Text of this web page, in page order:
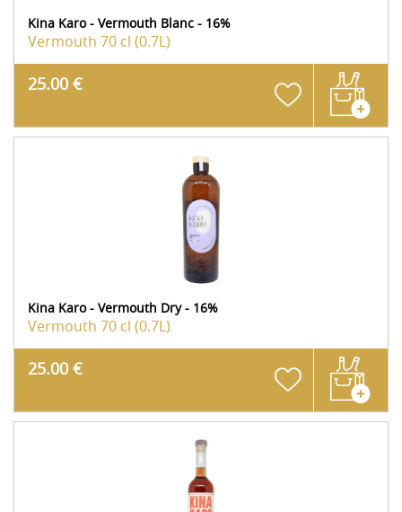
Kina Karo - Vermouth Blanc - 16%
Vermouth 70 cl (0.7L)
25.00 €
Kina Karo - Vermouth Dry - 16%
Vermouth 70 cl (0.7L)
25.00 €